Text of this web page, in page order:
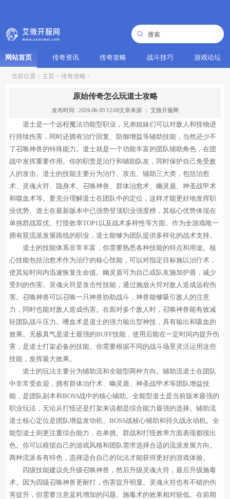
网站首页 传奇资讯 传奇攻略 战斗技巧 游戏论坛
当前位置： 主页 > 传奇攻略 >
原始传奇怎么玩道士攻略
发布时间 : 2026-06-03 12:08文章来源 ： 艾微开服网
道士是一个远程魔法功能型职业，兄弟姐妹们可以对敌人和怪物进
行持续伤害，同时还拥有治疗回复、防御增益等辅助技能，当然还少不
了召唤神兽的特殊能力。道士就是一个功能丰富的团队辅助角色，在团
战中发挥重要作用。你的职责是治疗和辅助队友，同时保护自己免受敌
人的攻击。道士的技能主要分为治疗、攻击、辅助三大类，包括治愈
术、灵魂火符、隐身术、召唤神兽、群体治愈术、幽灵盾、神圣战甲术
和噬血术等。要充分理解道士在团队中的定位，这样才能更好地发挥职
业优势。道士在最新版本中已强势登顶职业强度榜，其核心优势体现在
单挑群战双优、打怪效率TOP1以及战术多样性等方面。作为全游戏唯一
拥有双流派发展路线的职业，道士能够为团队提供多样化的战术支持。
道士的技能体系非常丰富，你需要熟悉各种技能的特点和用途。核
心技能包括治愈术作为治疗的核心技能，可以对指定目标施以治疗术，
使其短时间内迅速恢复生命值。幽灵盾可为自己或队友施加护盾，减少
受到的伤害。灵魂火符是攻击性技能，通过施放火符对敌人造成远程伤
害。召唤神兽可以召唤一只神兽协助战斗，神兽能够吸引敌人的注意
力，同时也能对敌人造成伤害。在面对多个敌人时，召唤神兽能有效减
轻团队战斗压力。嗜血术是道士的强力输出型神技，具有输出和吸血的
效果。无极真气是道士最强的BUFF技能，使用后能在一定时间内提升伤
害，是道士打架必备的技能。你需要根据不同的战斗场景灵活运用这些
技能，发挥最大效果。
道士的玩法主要分为辅助流和全能型两种方向。辅助流道士在团队
中非常受欢迎，拥有群体治疗术、幽灵盾、神圣战甲术等团队增益技
能，是团队副本和BOSS战中的核心辅助。全能型道士是当前版本最强的
职业玩法，无论从打怪还是打架来说都是综合能力最强的选择。辅助流
道士核心定位是团队增益发动机、BOSS战核心辅助和持久战永动机。全
能型道士则更注重综合能力，在单挑、群战和打怪效率方面表现都很出
色。你可以根据自己的游戏风格和团队需求选择合适的流派发展方向。
两种流派各有特色，选择适合自己的玩法才能获得更好的游戏体验。
四级技能建议先升级召唤神兽，然后升级灵魂火符，最后升级施毒
术。因为四级召唤神兽更耐打，伤害提升明显。灵魂火符也有不错的伤
害提升，但需要注意蓝耗增加的问题。施毒术的效果相对较低。在前期